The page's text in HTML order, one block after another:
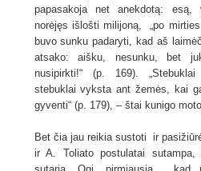
papasakoja net anekdotą: esą,
norėjęs išlošti milijoną, „po
buvo sunku padaryti, kad aš
atsako: aišku, nesunku, bet
nusipirkti!“ (p. 169).
stebuklai vyksta ant žemės, kai
gyventi“ (p. 179), – štai kunigo moto.
Bet čia jau reikia sustoti ir
ir A. Toliato postulatai